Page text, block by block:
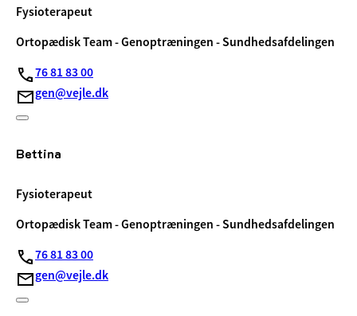
Fysioterapeut
Ortopædisk Team - Genoptræningen - Sundhedsafdelingen
76 81 83 00
gen@vejle.dk
Bettina
Fysioterapeut
Ortopædisk Team - Genoptræningen - Sundhedsafdelingen
76 81 83 00
gen@vejle.dk